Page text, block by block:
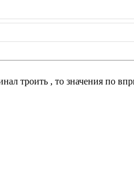
троить , то значения по